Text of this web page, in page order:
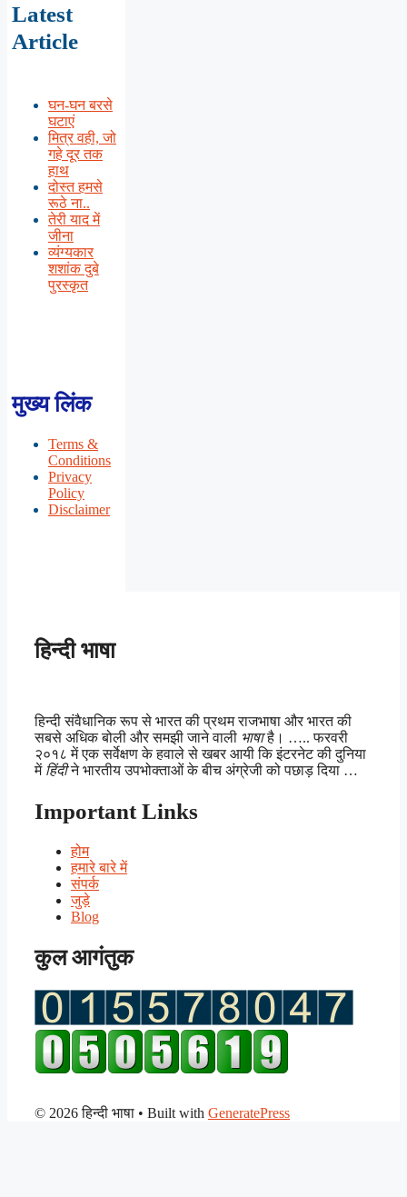
Latest
Article
घन-घन बरसे
घटाएं
मित्र वही, जो
गहे दूर तक
हाथ
दोस्त हमसे
रूठे ना..
तेरी याद में
जीना
व्यंग्यकार
शशांक दुबे
पुरस्कृत
मुख्य लिंक
Terms &
Conditions
Privacy
Policy
Disclaimer
हिन्दी भाषा
हिन्दी संवैधानिक रूप से भारत की प्रथम राजभाषा और भारत की
सबसे अधिक बोली और समझी जाने वाली भाषाहै। ….. फरवरी
२०१८ में एक सर्वेक्षण के हवाले से खबर आयी कि इंटरनेट की दुनिया
में हिंदीने भारतीय उपभोक्ताओं के बीच अंग्रेजी को पछाड़ दिया …
Important Links
होम
हमारे बारे में
संपर्क
जुड़े
Blog
कुल आगंतुक
© 2026 हिन्दी भाषा • Built with GeneratePress